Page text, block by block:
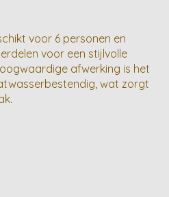
voor 6 personen en
voor een stijlvolle
afwerking is het
wat zorgt